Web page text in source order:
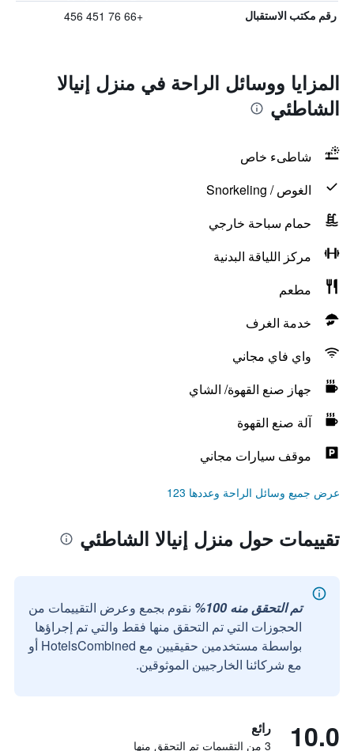
رقم مكتب الاستقبال +66 76 451 456
المزايا ووسائل الراحة في منزل إنيالا
الشاطئي
شاطىء خاص
الغوص / Snorkeling
حمام سباحة خارجي
مركز اللياقة البدنية
مطعم
خدمة الغرف
واي فاي مجاني
جهاز صنع القهوة/ الشاي
آلة صنع القهوة
موقف سيارات مجاني
عرض جميع وسائل الراحة وعددها 123
تقييمات حول منزل إنيالا الشاطئي
تم التحقق منه 100%
نقوم بجمع وعرض التقييمات من
الحجوزات التي تم التحقق منها فقط والتي تم إجراؤها
بواسطة مستخدمين حقيقيين مع HotelsCombined أو
مع شركائنا الخارجيين الموثوقين.
10.0 رائع
3 من التقييمات تم التحقق منها